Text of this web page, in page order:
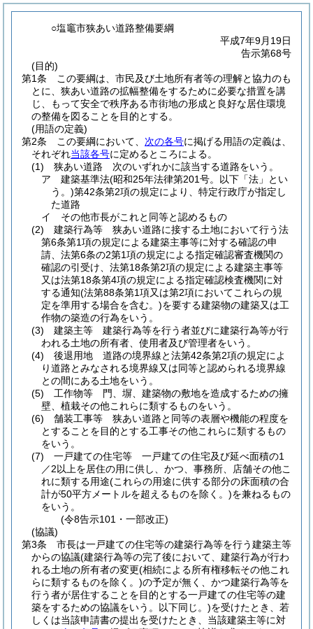
○塩竈市狭あい道路整備要綱
平成7年9月19日
告示第68号
(目的)
第1条
この要綱は、市民及び土地所有者等の理解と協力のも
とに、狭あい道路の拡幅整備をするために必要な措置を講
じ、もって安全で秩序ある市街地の形成と良好な居住環境
の整備を図ることを目的とする。
(用語の定義)
第2条
この要綱において、 次の各号に掲げる用語の定義は、
それぞれ当該各号に定めるところによる。
(1)
狭あい道路 次のいずれかに該当する道路をいう。
ア
建築基準法(昭和25年法律第201号。以下「法」とい
う。)第42条第2項の規定により、特定行政庁が指定し
た道路
イ
その他市長がこれと同等と認めるもの
(2)
建築行為等 狭あい道路に接する土地において行う法
第6条第1項の規定による建築主事等に対する確認の申
請、法第6条の2第1項の規定による指定確認審査機関の
確認の引受け、法第18条第2項の規定による建築主事等
又は法第18条第4項の規定による指定確認検査機関に対
する通知(法第88条第1項又は第2項においてこれらの規
定を準用する場合を含む。)を要する建築物の建築又は工
作物の築造の行為をいう。
(3)
建築主等 建築行為等を行う者並びに建築行為等が行
われる土地の所有者、使用者及び管理者をいう。
(4)
後退用地 道路の境界線と法第42条第2項の規定によ
り道路とみなされる境界線又は同等と認められる境界線
との間にある土地をいう。
(5)
工作物等 門、塀、建築物の敷地を造成するための擁
壁、植栽その他これらに類するものをいう。
(6)
舗装工事等 狭あい道路と同等の表層や機能の程度を
とすることを目的とする工事その他これらに類するもの
をいう。
(7)
一戸建ての住宅等 一戸建ての住宅及び延べ面積の1
／2以上を居住の用に供し、かつ、事務所、店舗その他こ
れに類する用途(これらの用途に供する部分の床面積の合
計が50平方メートルを超えるものを除く。)を兼ねるもの
をいう。
(令8告示101・一部改正)
(協議)
第3条
市長は一戸建ての住宅等の建築行為等を行う建築主等
からの協議(建築行為等の完了後において、建築行為が行わ
れる土地の所有者の変更(相続による所有権移転その他これ
らに類するものを除く。)の予定が無く、かつ建築行為等を
行う者が居住することを目的とする一戸建ての住宅等の建
築をするための協議をいう。以下同じ。)を受けたとき、若
しくは当該申請書の提出を受けたとき、当該建築主等に対